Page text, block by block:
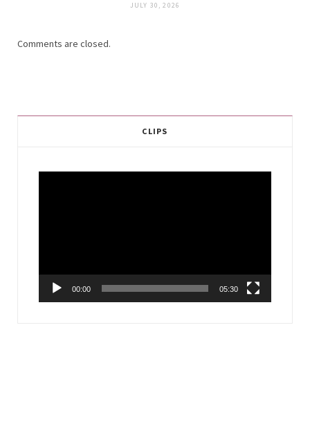
JULY 30, 2026
Comments are closed.
CLIPS
00:00 05:30